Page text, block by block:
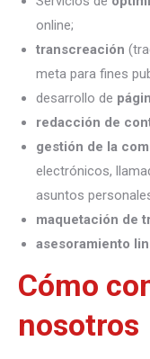
online;
transcreación
meta para fines
desarrollo de
redacción de
gestión de la
electrónicos,
asuntos
maquetación de
asesoramiento
Cómo
nosotros